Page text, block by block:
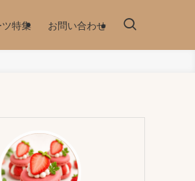
特集 お問い合わせ